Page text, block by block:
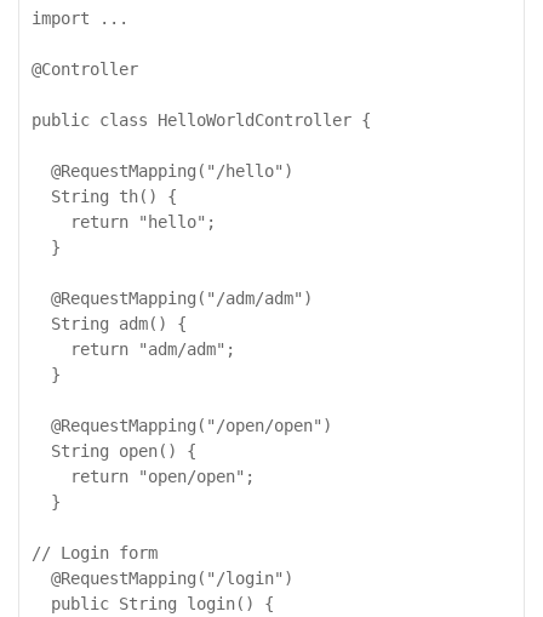
import ...
@Controller
public class HelloWorldController {
  @RequestMapping("/hello")
  String th() {
    return "hello";
  }
  @RequestMapping("/adm/adm")
  String adm() {
    return "adm/adm";
  }
  @RequestMapping("/open/open")
  String open() {
    return "open/open";
  }
// Login form
  @RequestMapping("/login")
  public String login() {